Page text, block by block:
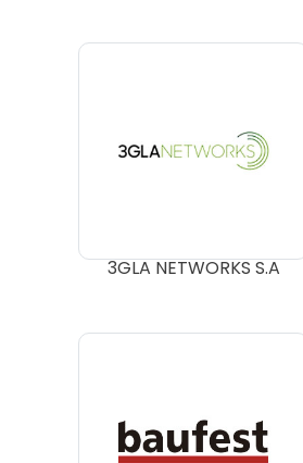
3GLA NETWORKS S.A